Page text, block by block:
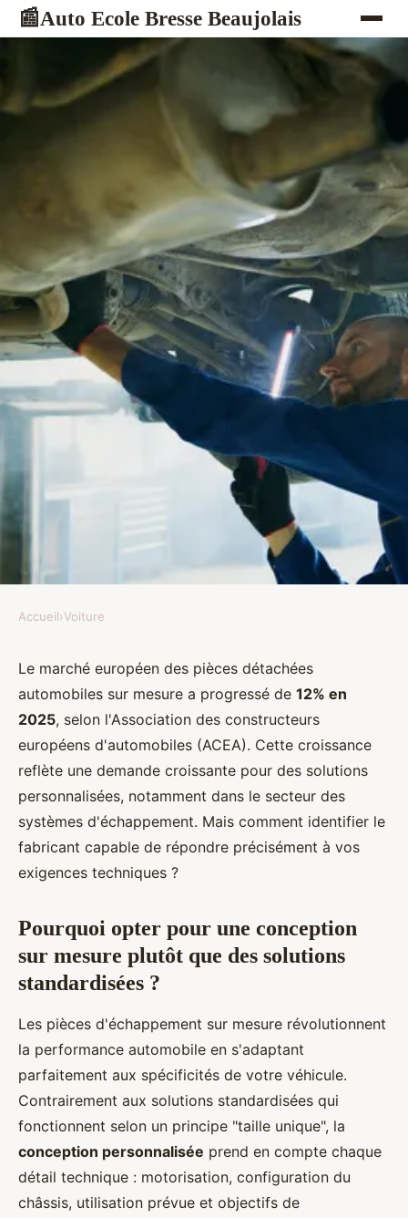
📰Auto Ecole Bresse Beaujolais
Fabricant de pièces
d'échappement sur mesure :
innovation et qualité
Salomé •23 novembre 2025•8 min de lecture
Accueil›Voiture
Le marché européen des pièces détachées
automobiles sur mesure a progressé de 12% en
2025, selon l'Association des constructeurs
européens d'automobiles (ACEA). Cette croissance
reflète une demande croissante pour des solutions
personnalisées, notamment dans le secteur des
systèmes d'échappement. Mais comment identifier le
fabricant capable de répondre précisément à vos
exigences techniques ?
Pourquoi opter pour une conception
sur mesure plutôt que des solutions
standardisées ?
Les pièces d'échappement sur mesure révolutionnent
la performance automobile en s'adaptant
parfaitement aux spécificités de votre véhicule.
Contrairement aux solutions standardisées qui
fonctionnent selon un principe "taille unique", la
conception personnalisée prend en compte chaque
détail technique : motorisation, configuration du
châssis, utilisation prévue et objectifs de